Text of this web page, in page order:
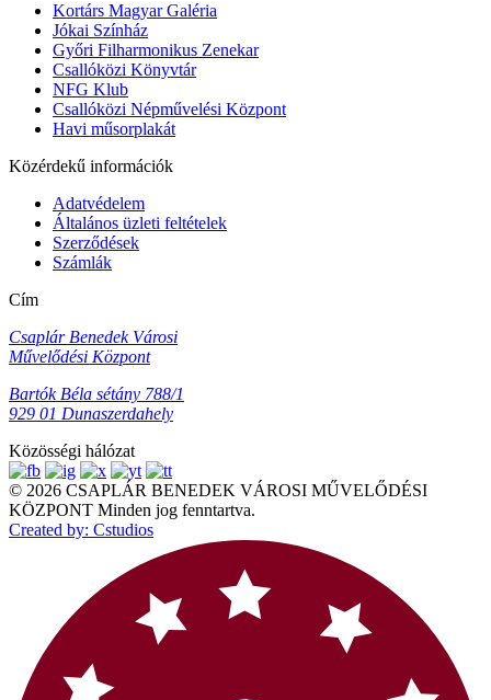
Kortárs Magyar Galéria
Jókai Színház
Győri Filharmonikus Zenekar
Csallóközi Könyvtár
NFG Klub
Csallóközi Népművelési Központ
Havi műsorplakát
Közérdekű információk
Adatvédelem
Általános üzleti feltételek
Szerződések
Számlák
Cím
Csaplár Benedek Városi
Művelődési Központ
Bartók Béla sétány 788/1
929 01 Dunaszerdahely
Közösségi hálózat
© 2026 CSAPLÁR BENEDEK VÁROSI MŰVELŐDÉSI
KÖZPONT Minden jog fenntartva.
Created by: Cstudios